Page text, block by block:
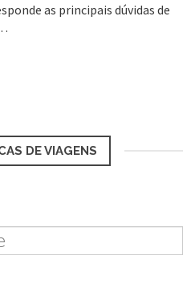
as principais dúvidas de
DE VIAGENS